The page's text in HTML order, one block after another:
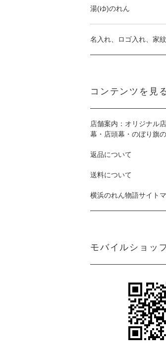
湯(ゆ)のれん
名入れ、ロゴ入れ、家
コンテンツを見
店舗案内：オリジナル
幕・店頭幕・のぼり旗
返品について
送料について
横浜のれん物語サイト
モバイルショッ